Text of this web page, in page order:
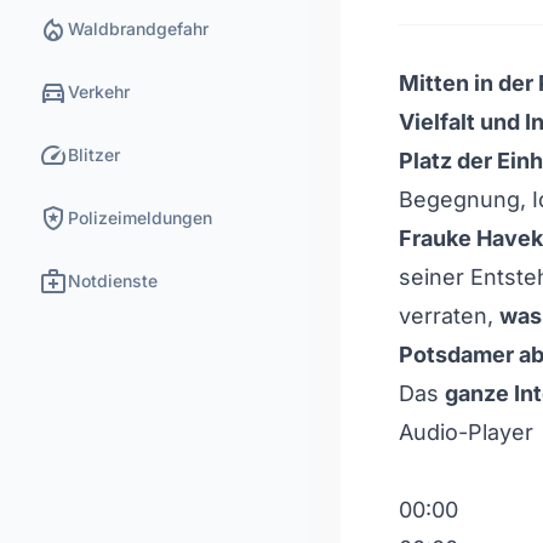
local_fire_department Waldbrandgefahr
directions_carVerkehr
speedBlitzer
local_police Polizeimeldungen
medical_servicesNotdienste
Mitten in der
Vielfalt und
Platz der
Begegnung,
Frauke
seiner
verraten,
Potsdamer
Das ganze
Audio-Player
00:00